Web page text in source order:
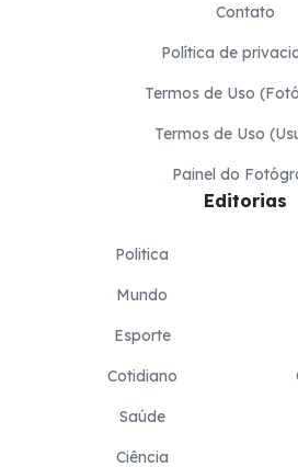
Contato
Política de
Termos de Uso
Termos de Uso
Painel do
Editorias
Politica
Mundo
Esporte
Cotidiano
Saúde
Ciência